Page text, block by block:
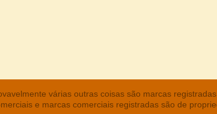
várias outras coisas são marcas
e marcas comerciais registradas são de